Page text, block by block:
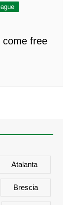
come free
Atalanta
Brescia